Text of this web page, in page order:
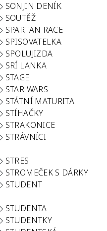
SONJIN DENÍK
SOUTĚŽ
SPARTAN RACE
SPISOVATELKA
SPOLUJIZDA
SRÍ LANKA
STAGE
STAR WARS
STÁTNÍ MATURITA
STÍHAČKY
STRAKONICE
STRÁVNÍCI
STRES
STROMEČEK S DÁRKY
STUDENT
STUDENTA
STUDENTKY